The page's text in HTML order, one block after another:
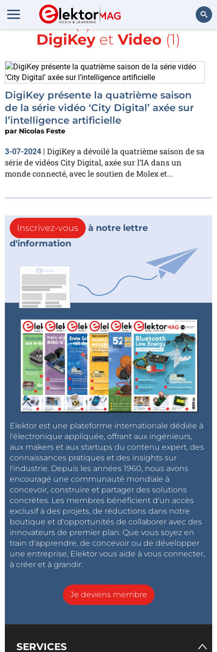
Rechercher
Article(s) avec la balise
DigiKey et Video (1)
DigiKey présente la quatrième saison
de la série vidéo ‘City Digital’ axée sur
l’intelligence artificielle
par Nicolas Feste
3-07-2024 | DigiKey a dévoilé la quatrième saison de sa
série de vidéos City Digital, axée sur l’IA dans un
monde connecté, avec le soutien de Molex et...
Inscrivez-vous
à notre lettre
d'information
Elektor est une plateforme internationale dédiée à
l'électronique appliquée, offrant aux ingénieurs,
aux makers et aux startups du contenu expert, des
connaissances pratiques et des insights sur
l'industrie. Depuis les années 1960, nous avons
encouragé une communauté mondiale à
concevoir, construire et partager des solutions
concrètes. Les membres bénéficient d'un accès
exclusif à des projets, de réductions dans notre
boutique et d'opportunités de collaborer avec des
innovateurs de premier plan. Que vous soyez en
train d'apprendre, de concevoir ou de développer
une entreprise, Elektor vous aide à vous connecter,
à créer et à grandir.
Je deviens membre
SERVICES